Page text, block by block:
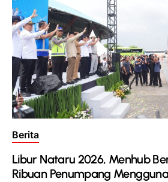
Posted
Berita
Libur Nataru 2026, Menhub
Ribuan Penumpang